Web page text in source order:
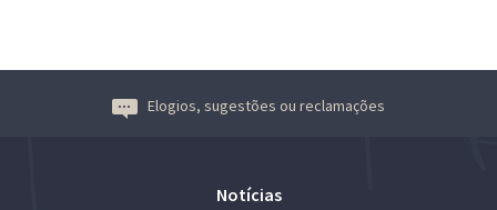
Elogios, sugestões ou reclamações
Notícias